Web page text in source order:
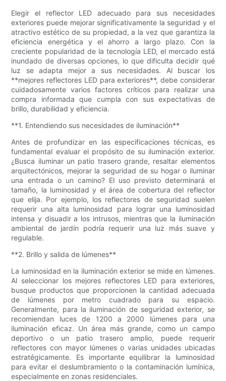
Elegir el reflector LED adecuado para sus necesidades
exteriores puede mejorar significativamente la seguridad y el
atractivo estético de su propiedad, a la vez que garantiza la
eficiencia energética y el ahorro a largo plazo. Con la
creciente popularidad de la tecnología LED, el mercado está
inundado de diversas opciones, lo que dificulta decidir qué
luz se adapta mejor a sus necesidades. Al buscar los
**mejores reflectores LED para exteriores**, debe considerar
cuidadosamente varios factores críticos para realizar una
compra informada que cumpla con sus expectativas de
brillo, durabilidad y eficiencia.
**1. Entendiendo sus necesidades de iluminación**
Antes de profundizar en las especificaciones técnicas, es
fundamental evaluar el propósito de su iluminación exterior.
¿Busca iluminar un patio trasero grande, resaltar elementos
arquitectónicos, mejorar la seguridad de su hogar o iluminar
una entrada o un camino? El uso previsto determinará el
tamaño, la luminosidad y el área de cobertura del reflector
que elija. Por ejemplo, los reflectores de seguridad suelen
requerir una alta luminosidad para lograr una luminosidad
intensa y disuadir a los intrusos, mientras que la iluminación
ambiental de jardín podría requerir una luz más suave y
regulable.
**2. Brillo y salida de lúmenes**
La luminosidad en la iluminación exterior se mide en lúmenes.
Al seleccionar los mejores reflectores LED para exteriores,
busque productos que proporcionen la cantidad adecuada
de lúmenes por metro cuadrado para su espacio.
Generalmente, para la iluminación de seguridad exterior, se
recomiendan luces de 1200 a 2000 lúmenes para una
iluminación eficaz. Un área más grande, como un campo
deportivo o un patio trasero amplio, puede requerir
reflectores con mayor lúmenes o varias unidades ubicadas
estratégicamente. Es importante equilibrar la luminosidad
para evitar el deslumbramiento o la contaminación lumínica,
especialmente en zonas residenciales.